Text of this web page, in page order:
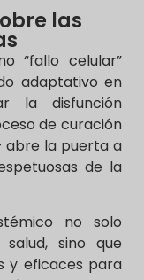
las
“fallo celular”
adaptativo en
la disfunción
de curación
la puerta a
de la
no solo
sino que
y eficaces para